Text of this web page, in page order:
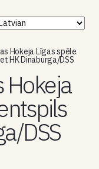
Hokeja Līgas spēle
HK Dinaburga/DSS
Hokeja
DSS